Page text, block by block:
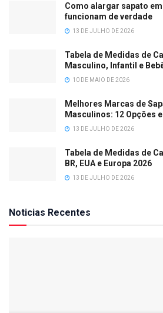
Como alargar sapato
funcionam de verdade
13 DE JULHO DE 2026
Tabela de Medidas de
Masculino, Infantil e
10 DE MAIO DE 2026
Melhores Marcas de
Masculinos: 12 Opções
13 DE JULHO DE 2026
Tabela de Medidas de
BR, EUA e Europa 2026
13 DE JULHO DE 2026
Noticias Recentes